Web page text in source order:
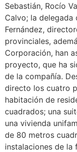
Sebastián, Rocío
Calvo; la delegada
Fernández,
provinciales,
Corporación, han
proyecto, que ha
de la compañía.
directo los cuatro
habitación de
cuadrados; una
una vivienda
de 80 metros
instalaciones de la